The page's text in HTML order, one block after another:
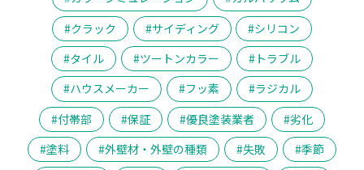
クラック
サイディング
シリコン
タイル
ツートンカラー
トラブル
ハウスメーカー
フッ素
ラジカル
付帯部
保証 優良塗装業者
劣化
塗料
外壁材・外壁の種類 失敗
季節